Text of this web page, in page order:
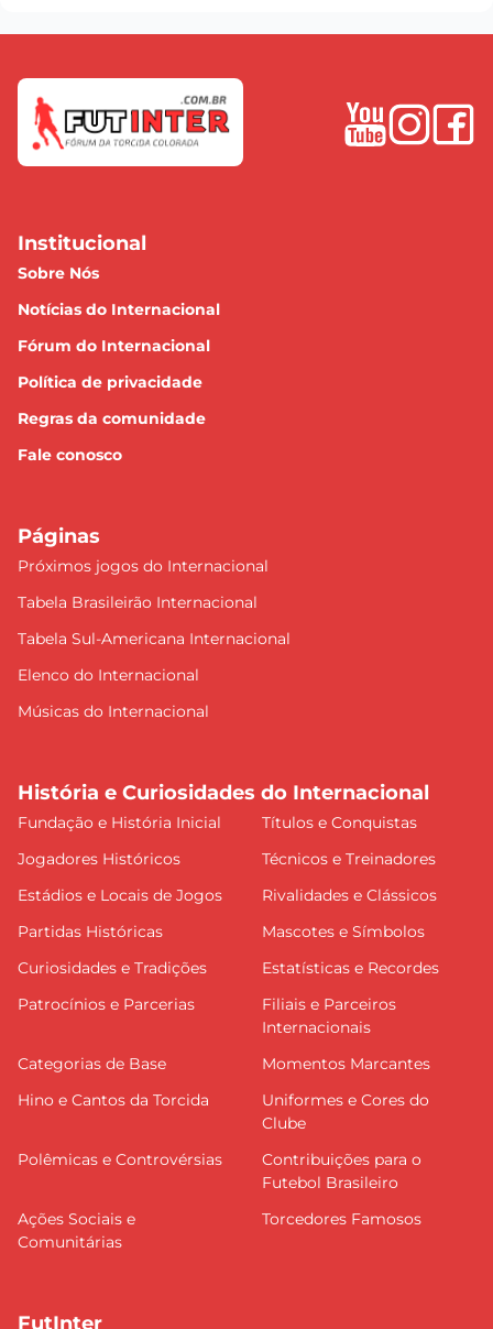
Institucional
Sobre Nós
Notícias do Internacional
Fórum do Internacional
Política de privacidade
Regras da comunidade
Fale conosco
Páginas
Próximos jogos do Internacional
Tabela Brasileirão Internacional
Tabela Sul-Americana Internacional
Elenco do Internacional
Músicas do Internacional
História e Curiosidades do Internacional
Fundação e História Inicial
Títulos e Conquistas
Jogadores Históricos
Técnicos e Treinadores
Estádios e Locais de Jogos
Rivalidades e Clássicos
Partidas Históricas
Mascotes e Símbolos
Curiosidades e Tradições
Estatísticas e Recordes
Patrocínios e Parcerias
Filiais e Parceiros
Internacionais
Categorias de Base
Momentos Marcantes
Hino e Cantos da Torcida
Uniformes e Cores do
Clube
Polêmicas e Controvérsias
Contribuições para o
Futebol Brasileiro
Ações Sociais e
Comunitárias
Torcedores Famosos
FutInter